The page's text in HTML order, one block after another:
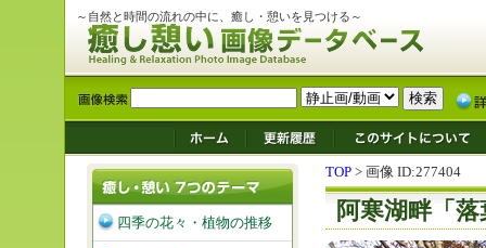
～自然と時間の流れの中に、癒し・憩いを見つける～
TOP > 画像 ID:277404
阿寒湖畔「
四季の花々・植物の推移